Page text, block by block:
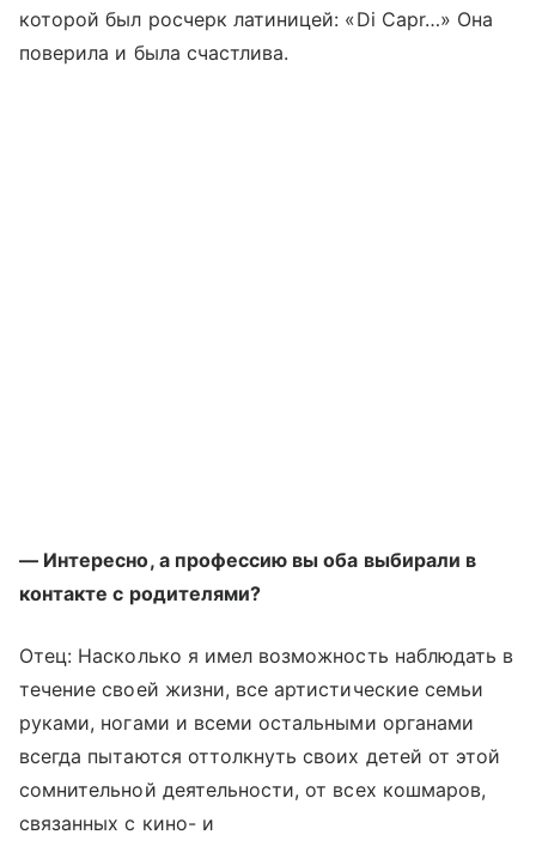
которой был росчерк латиницей: «Di Capr…» Она
поверила и была счастлива.
— Интересно, а профессию вы оба выбирали в
контакте с родителями?
Отец: Насколько я имел возможность наблюдать в
течение своей жизни, все артистические семьи
руками, ногами и всеми остальными органами
всегда пытаются оттолкнуть своих детей от этой
сомнительной деятельности, от всех кошмаров,
связанных с кино- и